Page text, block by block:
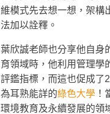
維模式先去想一想，架構
法加以詮釋。
葉欣誠老師也分享他自身
育領域時，他利用管理學
評鑑指標，而這也促成了
為耳熟能詳的綠色大學
環境教育及永續發展的領